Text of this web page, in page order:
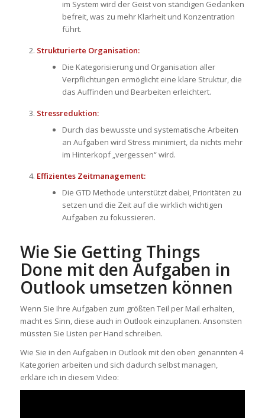
im System wird der Geist von ständigen Gedanken
befreit, was zu mehr Klarheit und Konzentration
führt.
Strukturierte Organisation:
Die Kategorisierung und Organisation aller
Verpflichtungen ermöglicht eine klare Struktur, die
das Auffinden und Bearbeiten erleichtert.
Stressreduktion:
Durch das bewusste und systematische Arbeiten
an Aufgaben wird Stress minimiert, da nichts mehr
im Hinterkopf „vergessen“ wird.
Effizientes Zeitmanagement:
Die GTD Methode unterstützt dabei, Prioritäten zu
setzen und die Zeit auf die wirklich wichtigen
Aufgaben zu fokussieren.
Wie Sie Getting Things
Done mit den Aufgaben in
Outlook umsetzen können
Wenn Sie Ihre Aufgaben zum größten Teil per Mail erhalten,
macht es Sinn, diese auch in Outlook einzuplanen. Ansonsten
müssten Sie Listen per Hand schreiben.
Wie Sie in den Aufgaben in Outlook mit den oben genannten 4
Kategorien arbeiten und sich dadurch selbst managen,
erkläre ich in diesem Video: